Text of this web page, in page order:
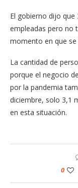
El gobierno dijo
empleadas pero no
momento en que
La cantidad de
porque el negocio
por la pandemia
diciembre, solo 3,1
en esta situación.
0